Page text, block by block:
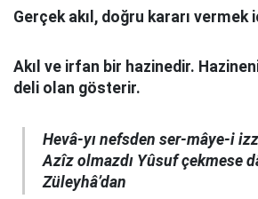
Gerçek akıl, doğru kararı
Akıl ve irfan bir hazinedir.
deli olan gösterir.
Hevâ-yı nefsden ser-mâye-i
Azîz olmazdı Yûsuf çekmese
Züleyhâ’dan